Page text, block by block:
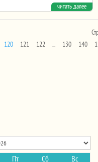
Amnesty International
правозащитницы...
читать далее
120 121 122 ... 130 140
Пт Сб
Вс